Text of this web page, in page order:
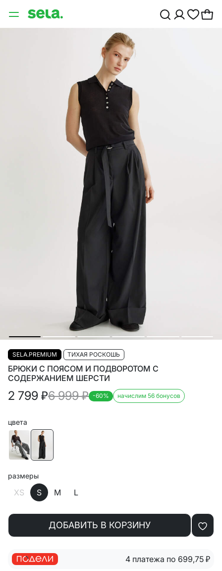
SELA.PREMIUM ТИХАЯ РОСКОШЬ
БРЮКИ С ПОЯСОМ И ПОДВОРОТОМ С
СОДЕРЖАНИЕМ ШЕРСТИ
2 799 ₽6 999₽ -60% начислим 56 бонусов
цвета
размеры
XS S M L
ДОБАВИТЬ В КОРЗИНУ
4 платежа по 699,75 ₽